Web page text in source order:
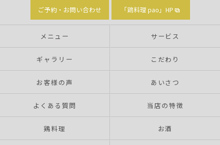
ご予約・お問い合わせ 「鶏料理 pao」HP
メニュー サービス
ギャラリー こだわり
お客様の声 あいさつ
よくある質問 当店の特徴
鶏料理 お酒